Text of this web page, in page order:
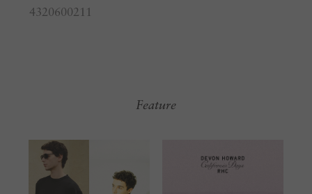
4320600211
Feature